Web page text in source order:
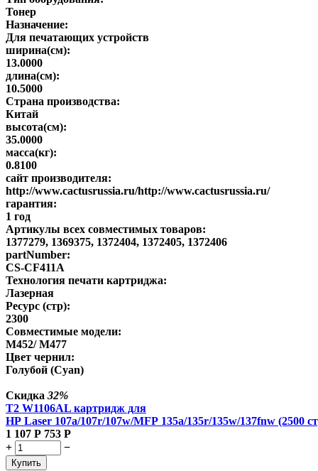
Тонер
Назначение:
Для печатающих устройств
ширина(см):
13.0000
длина(см):
10.5000
Страна производства:
Китай
высота(см):
35.0000
масса(кг):
0.8100
сайт производителя:
http://www.cactusrussia.ru/http://www.cactusrussia.ru/
гарантия:
1 год
Артикулы всех совместимых товаров:
1377279, 1369375, 1372404, 1372405, 1372406
partNumber:
CS-CF411A
Технология печати картриджа:
Лазерная
Ресурс (стр):
2300
Совместимые модели:
M452/ M477
Цвет чернил:
Голубой (Cyan)
Скидка 32%
T2 W1106AL картридж для
HP Laser 107a/107r/107w/MFP 135a/135r/135w/137fnw (2500
1 107 Р 753 Р
+
−
Купить